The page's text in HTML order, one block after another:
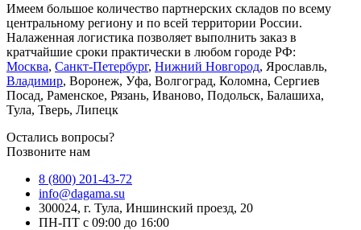
Имеем большое количество партнерских складов по всему
центральному региону и по всей территории России.
Налаженная логистика позволяет выполнить заказ в
кратчайшие сроки практически в любом городе РФ:
Москва, Санкт-Петербург, Нижний Новгород, Ярославль,
Владимир, Воронеж, Уфа, Волгоград, Коломна, Сергиев
Посад, Раменское, Рязань, Иваново, Подольск, Балашиха,
Тула, Тверь, Липецк
Остались вопросы?
Позвоните нам
8 (800) 201-43-72
info@dagama.su
300024, г. Тула, Иншинский проезд, 20
ПН-ПТ с 09:00 до 16:00